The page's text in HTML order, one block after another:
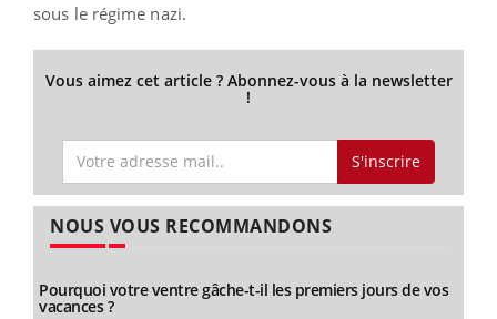
sous le régime nazi.
Vous aimez cet article ? Abonnez-vous à la newsletter
!
S'inscrire
NOUS VOUS RECOMMANDONS
Pourquoi votre ventre gâche-t-il les premiers jours de vos
vacances ?